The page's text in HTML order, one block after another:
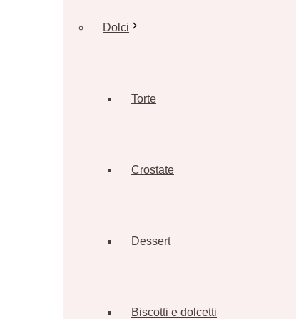
Dolci
Torte
Crostate
Dessert
Biscotti e dolcetti